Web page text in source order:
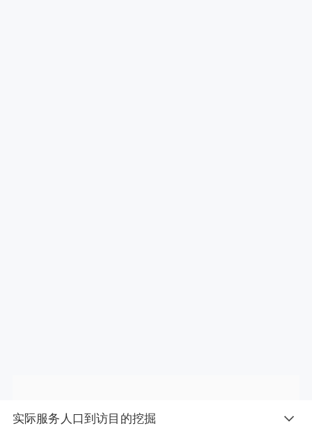
实际服务人口到访目的挖掘